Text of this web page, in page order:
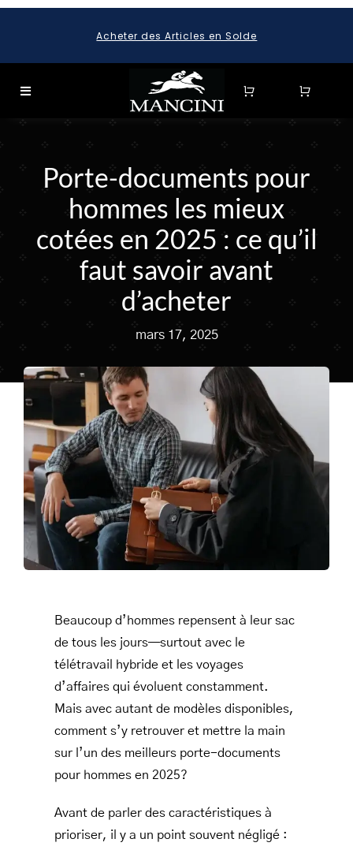
content
Acheter des Articles en Solde
Toggle
SEARCH
BAGAGE
HARD CASE SPINNER LUGGAGE SETS & CARRY-ON
LUGGAGE
SACS
LEATHER BAGS
PORTEFEUILLE EN CUIR
RFID LEATHER WALLET
ACCESSOIRES
LEATHER RFID TRAVEL PASSPORT WALLET
LEATHER TOILETRY BAG COLLECTION
BUSINESS CARD HOLDER FOR MEN & WOMEN
LEATHER COIN PURSE
LEATHER KEY CASE
LEATHER BILL CLIPS
LEATHER PRODUCTS ON SALE
Porte-documents pour
hommes les mieux
cotées en 2025 : ce qu’il
faut savoir avant
d’acheter
mars 17, 2025
Beaucoup d’hommes repensent à leur sac
de tous les jours—surtout avec le
télétravail hybride et les voyages
d’affaires qui évoluent constamment.
Mais avec autant de modèles disponibles,
comment s’y retrouver et mettre la main
sur l’un des meilleurs porte-documents
pour hommes en 2025?
Avant de parler des caractéristiques à
prioriser, il y a un point souvent négligé :